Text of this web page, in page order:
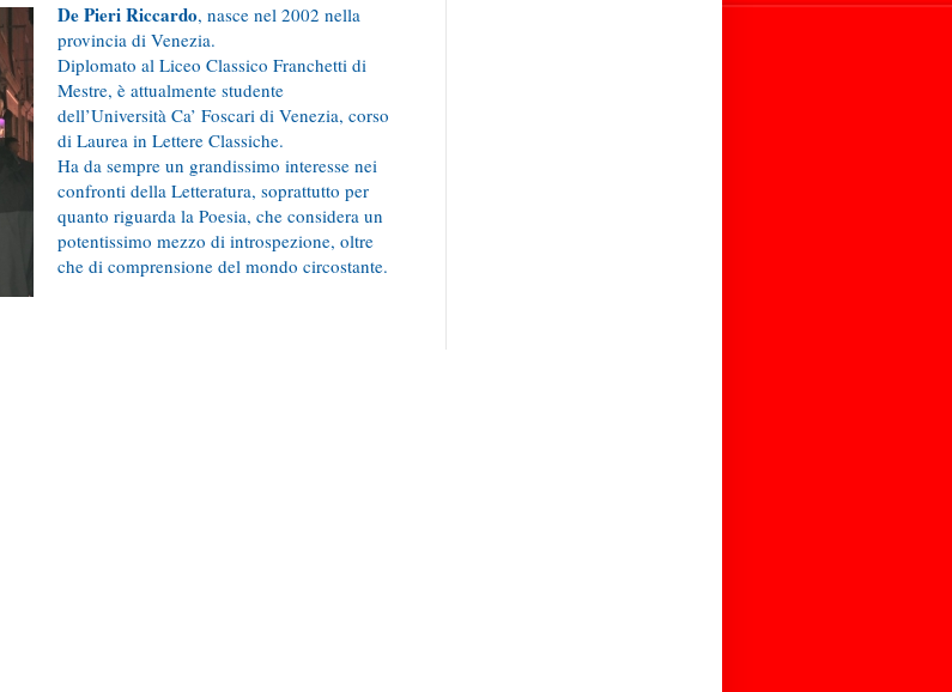
De Pieri Riccardo, nasce nel 2002 nella
provincia di Venezia.
Diplomato al Liceo Classico Franchetti di
Mestre, è attualmente studente
dell’Università Ca’ Foscari di Venezia, corso
di Laurea in Lettere Classiche.
Ha da sempre un grandissimo interesse nei
confronti della Letteratura, soprattutto per
quanto riguarda la Poesia, che considera un
potentissimo mezzo di introspezione, oltre
che di comprensione del mondo circostante.